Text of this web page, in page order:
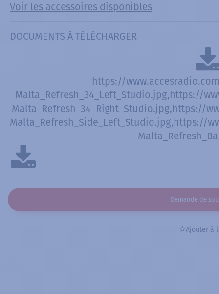
Voir les accessoires disponibles
DOCUMENTS À TÉLÉCHARGER
https://
Malta_Refresh_34_Left_Studio.jpg,https://
Malta_Refresh_34_Right_Studio.jpg,https://
Malta_Refresh_Side_Left_Studio.jpg,https://
Demande de
Ajouter à